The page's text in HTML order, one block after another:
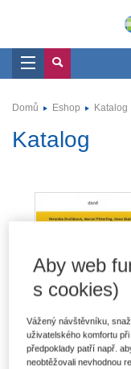
Domů Eshop Katalog
Katalog
Aby web
s cookies)
Vážený návštěvníku,
uživatelského komfortu
předpoklady patří např.
neobtěžovali nevhodnou